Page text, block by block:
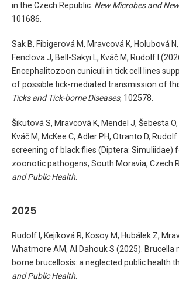
in the Czech Republic. New Microbes and
101686.
Sak B, Fibigerová M, Mravcová K, Holubová
Fenclova J, Bell-Sakyi L, Kváč M, Rudolf I
Encephalitozoon cuniculi in tick cell lines
of possible tick-mediated transmission of
Ticks and Tick-borne Diseases, 102578.
Šikutová S, Mravcová K, Mendel J, Šebesta
Kváč M, McKee C, Adler PH, Otranto D,
screening of black flies (Diptera: Simuliidae)
zoonotic pathogens, South Moravia, Czech
and Public Health
2025
Rudolf I, Kejíková R, Kosoy M, Hubálek Z,
Whatmore AM, Al Dahouk S (2025).
borne brucellosis: a neglected public health
and Public Health.